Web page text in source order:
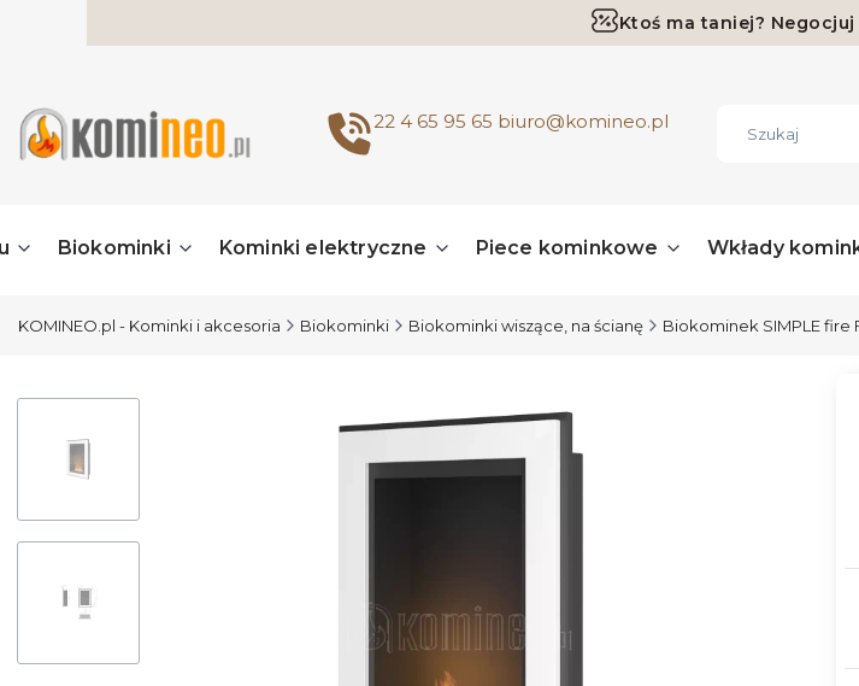
Ktoś ma taniej? Negocjuj
22 4 65 95 65 biuro@komineo.pl
Biokominki Kominki elektryczne Piece kominkowe Wkłady
KOMINEO.pl - Kominki i akcesoria Biokominki Biokominki wiszące, na ścianę Biokominek SIMPLE fire